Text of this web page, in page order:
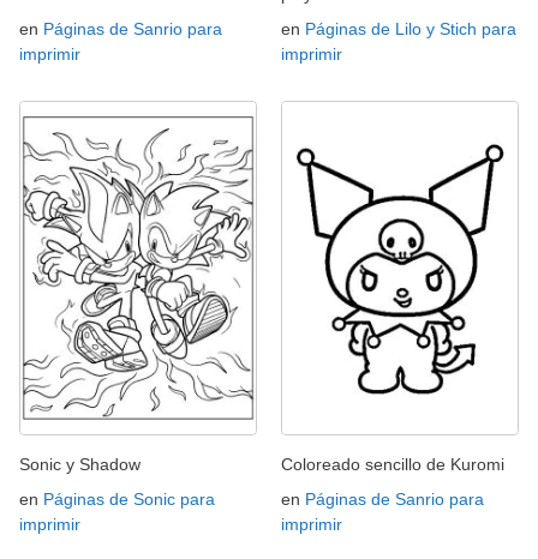
en Páginas de Sanrio para
imprimir
en Páginas de Lilo y Stich para
imprimir
Sonic y Shadow
en Páginas de Sonic para
imprimir
Coloreado sencillo de Kuromi
en Páginas de Sanrio para
imprimir